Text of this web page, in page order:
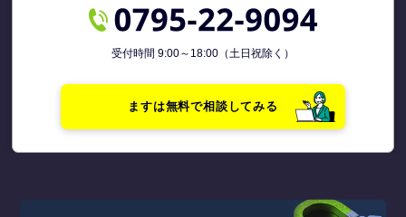
受付時間 9:00～18:00（土日祝除く）
ますは無料で相談してみる